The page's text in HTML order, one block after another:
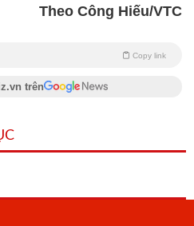
Theo Công Hiếu/VTC
Copy link
trên